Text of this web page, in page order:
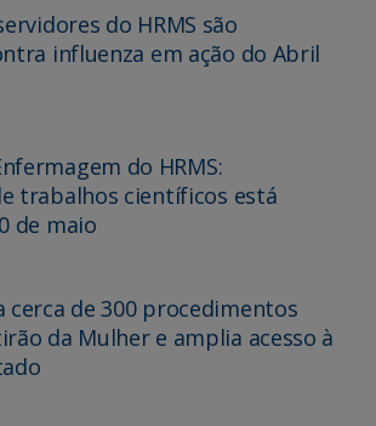
do HRMS são
influenza em ação do Abril
do HRMS:
trabalhos científicos está
de maio
cerca de 300 procedimentos
da Mulher e amplia acesso à